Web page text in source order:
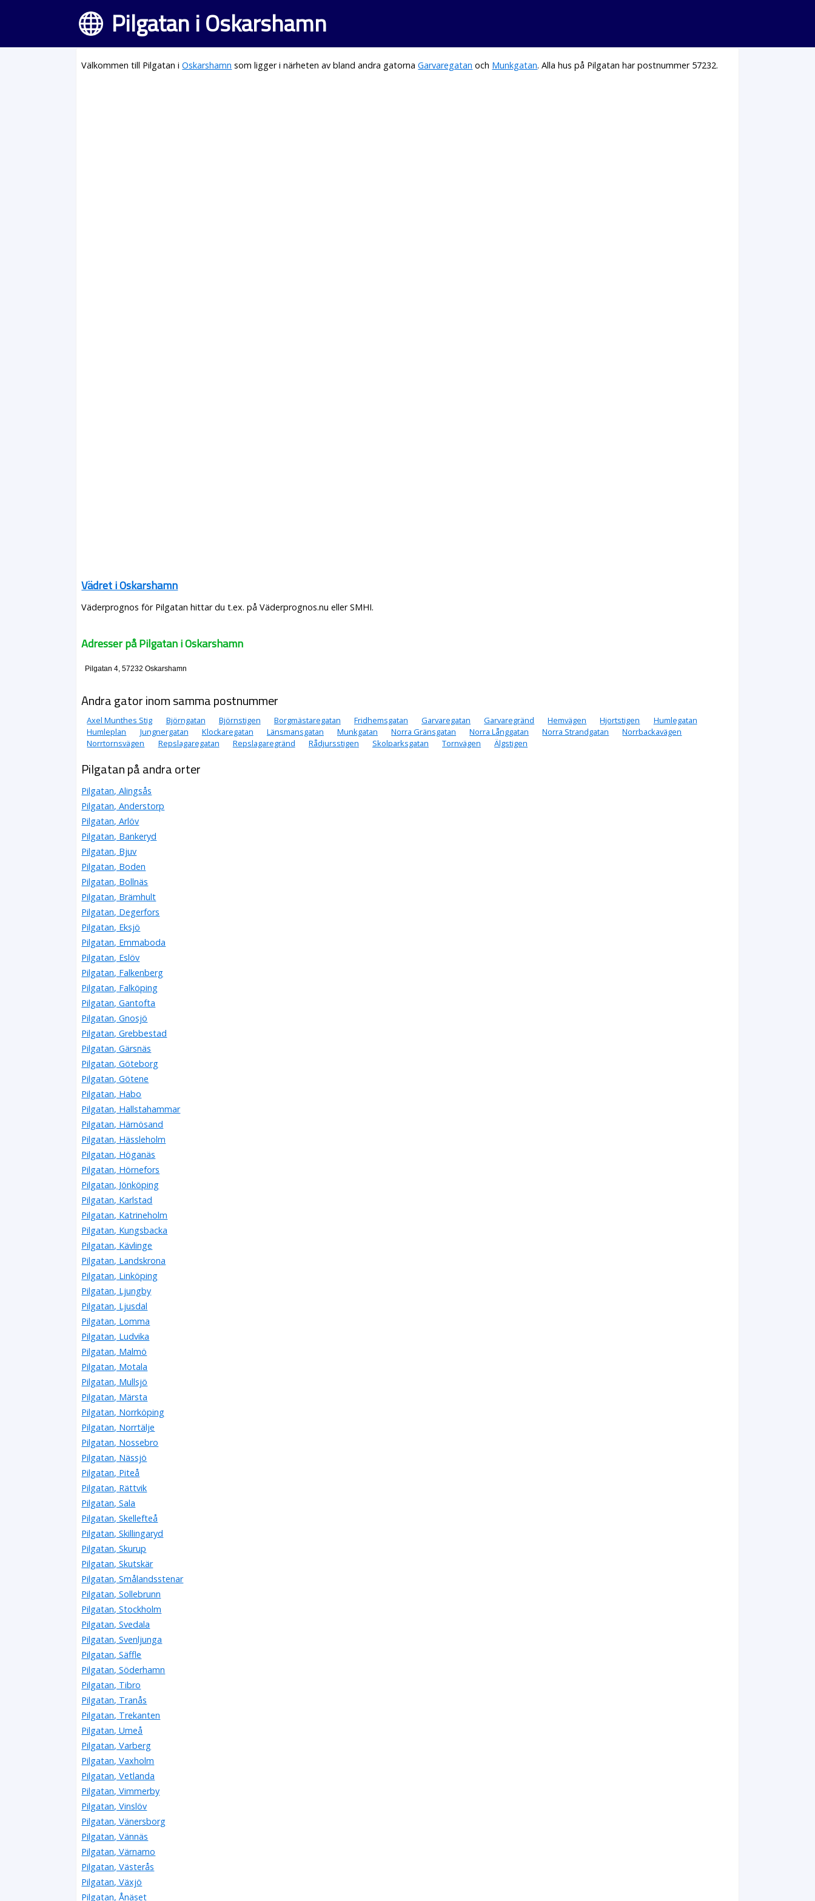
Pilgatan i Oskarshamn
Välkommen till Pilgatan iOskarshamn som ligger i närheten av bland andra gatornaGarvaregatan och Munkgatan. Alla hus på Pilgatan har postnummer 57232.
Vädret i Oskarshamn
Väderprognos för Pilgatan hittar du t.ex. på Väderprognos.nu eller SMHI.
Adresser på Pilgatan i Oskarshamn
Pilgatan 4, 57232 Oskarshamn
Andra gator inom samma postnummer
Axel Munthes Stig Björngatan Björnstigen Borgmästaregatan Fridhemsgatan Garvaregatan Garvaregränd Hemvägen Hjortstigen
Humlegatan
Humleplan
Jungnergatan Klockaregatan Länsmansgatan Munkgatan Norra Gränsgatan Norra Långgatan Norra Strandgatan
Norrbackavägen
Norrtornsvägen
Repslagaregatan Repslagaregränd Rådjursstigen Skolparksgatan Tornvägen Älgstigen
Pilgatan på andra orter
Pilgatan, Alingsås
Pilgatan, Anderstorp
Pilgatan, Arlöv
Pilgatan, Bankeryd
Pilgatan, Bjuv
Pilgatan, Boden
Pilgatan, Bollnäs
Pilgatan, Brämhult
Pilgatan, Degerfors
Pilgatan, Eksjö
Pilgatan, Emmaboda
Pilgatan, Eslöv
Pilgatan, Falkenberg
Pilgatan, Falköping
Pilgatan, Gantofta
Pilgatan, Gnosjö
Pilgatan, Grebbestad
Pilgatan, Gärsnäs
Pilgatan, Göteborg
Pilgatan, Götene
Pilgatan, Habo
Pilgatan, Hallstahammar
Pilgatan, Härnösand
Pilgatan, Hässleholm
Pilgatan, Höganäs
Pilgatan, Hörnefors
Pilgatan, Jönköping
Pilgatan, Karlstad
Pilgatan, Katrineholm
Pilgatan, Kungsbacka
Pilgatan, Kävlinge
Pilgatan, Landskrona
Pilgatan, Linköping
Pilgatan, Ljungby
Pilgatan, Ljusdal
Pilgatan, Lomma
Pilgatan, Ludvika
Pilgatan, Malmö
Pilgatan, Motala
Pilgatan, Mullsjö
Pilgatan, Märsta
Pilgatan, Norrköping
Pilgatan, Norrtälje
Pilgatan, Nossebro
Pilgatan, Nässjö
Pilgatan, Piteå
Pilgatan, Rättvik
Pilgatan, Sala
Pilgatan, Skellefteå
Pilgatan, Skillingaryd
Pilgatan, Skurup
Pilgatan, Skutskär
Pilgatan, Smålandsstenar
Pilgatan, Sollebrunn
Pilgatan, Stockholm
Pilgatan, Svedala
Pilgatan, Svenljunga
Pilgatan, Säffle
Pilgatan, Söderhamn
Pilgatan, Tibro
Pilgatan, Tranås
Pilgatan, Trekanten
Pilgatan, Umeå
Pilgatan, Varberg
Pilgatan, Vaxholm
Pilgatan, Vetlanda
Pilgatan, Vimmerby
Pilgatan, Vinslöv
Pilgatan, Vänersborg
Pilgatan, Vännäs
Pilgatan, Värnamo
Pilgatan, Västerås
Pilgatan, Växjö
Pilgatan, Ånäset